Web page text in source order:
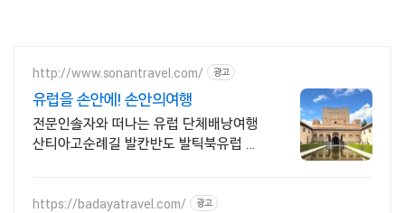
http://www.sonantravel.com/ 광고
유럽을 손안에! 손안의여행
전문인솔자와 떠나는 유럽 단체배낭여행
산티아고순례길 발칸반도 발틱북유럽 지
https://badayatravel.com/ 광고